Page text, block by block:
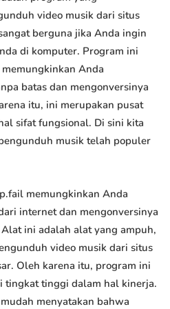
video musik dari situs
berguna jika Anda ingin
di komputer. Program ini
Anda
batas dan mengonversinya
itu, ini merupakan pusat
sifat fungsional. Di sini kita
musik telah populer
memungkinkan Anda
internet dan mengonversinya
ini adalah alat yang ampuh,
video musik dari situs
Oleh karena itu, program ini
tingkat tinggi dalam hal kinerja.
menyatakan bahwa